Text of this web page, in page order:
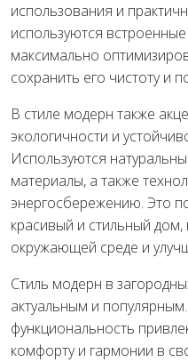
использования и
используются
максимально
сохранить его чистоту и
В стиле модерн также
экологичности и
Используются
материалы, а также
энергосбережению. Это
красивый и стильный дом,
окружающей среде и
Стиль модерн в
актуальным и популярным.
функциональность
комфорту и гармонии в